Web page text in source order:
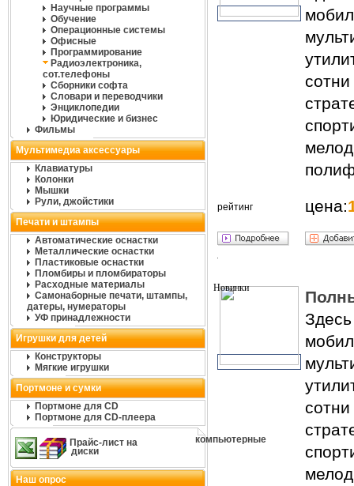
Научные программы
Обучение
Операционные системы
Офисные
Программирование
Радиоэлектроника,
сот.телефоны
Сборники софта
Словари и переводчики
Энциклопедии
Юридические и бизнес
Фильмы
Мультимедиа аксессуары
Клавиатуры
Колонки
Мышки
Рули, джойстики
Печати и штампы
Автоматические оснастки
Металлические оснастки
Пластиковые оснастки
Пломбиры и пломбираторы
Расходные материалы
Самонаборные печати, штампы,
датеры, нумераторы
УФ принадлежности
Игрушки для детей
Конструкторы
Мягкие игрушки
Портмоне и сумки
Портмоне для CD
Портмоне для CD-плеера
Прайс-лист на
компьютерные
диски
Наш опрос
рейтинг цена: